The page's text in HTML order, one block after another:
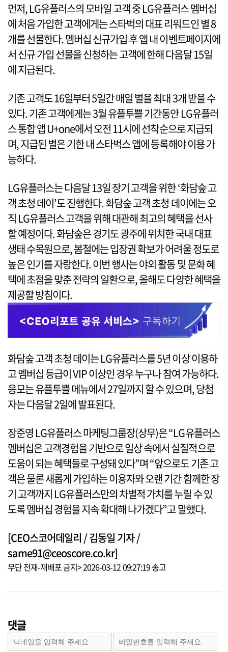
먼저, LG유플러스의 모바일 고객 중 LG유플러스 멤버십
에 처음 가입한 고객에게는 스타벅의 대표 리워드인 별 8
개를 선물한다. 멤버십 신규가입 후 앱 내 이벤트페이지에
서 신규 가입 선물을 신청하는 고객에 한해 다음달 15일
에 지급된다.
기존 고객도 16일부터 5일간 매일 별을 최대 3개 받을 수
있다. 기존 고객에게는 3월 유플투쁠 기간동안 LG유플러
스 통합 앱 U+one에서 오전 11시에 선착순으로 지급되
며, 지급된 별은 기한 내 스타벅스 앱에 등록해야 이용 가
능하다.
LG유플러스는 다음달 13일 장기 고객을 위한 ‘화담숲 고
객 초청 데이’도 진행한다. 화담숲 고객 초청 데이에는 오
직 LG유플러스 고객을 위해 대관해 최고의 혜택을 선사
할 예정이다. 화담숲은 경기도 광주에 위치한 국내 대표
생태 수목원으로, 봄철에는 입장권 확보가 어려울 정도로
높은 인기를 자랑한다. 이번 행사는 야외 활동 및 문화 혜
택에 초점을 맞춘 전략의 일환으로, 올해도 다양한 혜택을
제공할 방침이다.
화담숲 고객 초청 데이는 LG유플러스를 5년 이상 이용하
고 멤버십 등급이 VIP 이상인 경우 누구나 참여 가능하다.
응모는 유플투쁠 메뉴에서 27일까지 할 수 있으며, 당첨
자는 다음달 2일에 발표된다.
장준영 LG유플러스 마케팅그룹장(상무)은 “LG유플러스
멤버십은 고객경험을 기반으로 일상 속에서 실질적으로
도움이 되는 혜택들로 구성돼 있다”며 “앞으로도 기존 고
객은 물론 새롭게 가입하는 이용자와 오랜 기간 함께한 장
기 고객까지 LG유플러스만의 차별적 가치를 누릴 수 있
도록 멤버십 경험을 지속 확대해 나가겠다”고 말했다.
[CEO스코어데일리 / 김동일 기자 /
same91@ceoscore.co.kr]
무단 전재-재배포 금지> 2026-03-12 09:27:19 송고
댓글